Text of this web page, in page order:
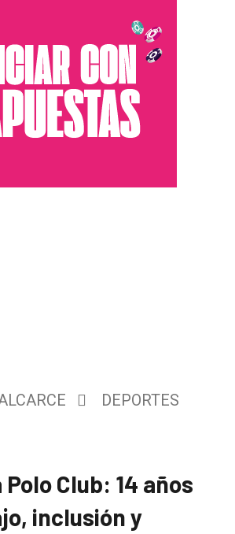
DEPORTES
Polo Club: 14 años
inclusión y